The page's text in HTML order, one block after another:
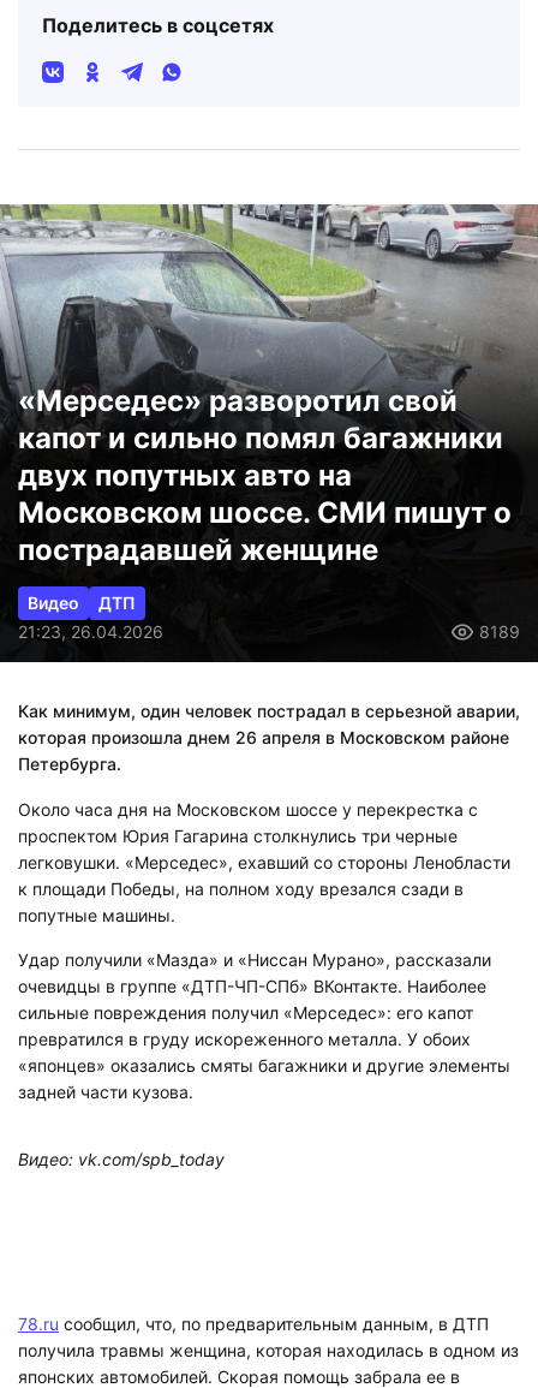
Поделитесь в соцсетях
«Мерседес» разворотил свой
капот и сильно помял багажники
двух попутных авто на
Московском шоссе. СМИ пишут о
пострадавшей женщине
Видео
ДТП
21:23, 26.04.2026
8189
Как минимум, один человек пострадал в серьезной аварии,
которая произошла днем 26 апреля в Московском районе
Петербурга.
Около часа дня на Московском шоссе у перекрестка с
проспектом Юрия Гагарина столкнулись три черные
легковушки. «Мерседес», ехавший со стороны Ленобласти
к площади Победы, на полном ходу врезался сзади в
попутные машины.
Удар получили «Мазда» и «Ниссан Мурано», рассказали
очевидцы в группе «ДТП-ЧП-СПб» ВКонтакте. Наиболее
сильные повреждения получил «Мерседес»: его капот
превратился в груду искореженного металла. У обоих
«японцев» оказались смяты багажники и другие элементы
задней части кузова.
Видео: vk.com/spb_today
78.ru сообщил, что, по предварительным данным, в ДТП
получила травмы женщина, которая находилась в одном из
японских автомобилей. Скорая помощь забрала ее в